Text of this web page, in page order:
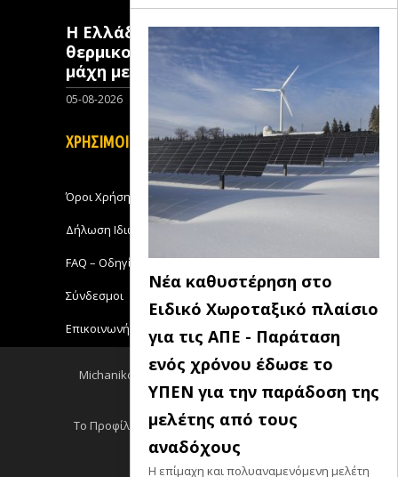
Νέα καθυστέρηση στο
Ειδικό Χωροταξικό πλαίσιο
για τις ΑΠΕ - Παράταση
ενός χρόνου έδωσε το
ΥΠΕΝ για την παράδοση της
μελέτης από τους
αναδόχους
Η επίμαχη και πολυαναμενόμενη μελέτη
Η Ελλάδα επιστρατεύει
θερμικούς δορυφόρους στη
μάχη με τις πυρκαγιές
05-08-2026
ΧΡΗΣΙΜΟΙ ΣΥΝΔΕΣΜΟΙ
Όροι Χρήσης
Δήλωση Ιδιωτικότητας
FAQ – Οδηγίες Χρήσης
Σύνδεσμοι
Επικοινωνήστε με το Michanikos-Online
Michanikos-Online 2018 - All Rights Reserved
Back to top
Το Προφίλ μου
Log out
Ειδησεις RSS
Σεμινάρια RSS